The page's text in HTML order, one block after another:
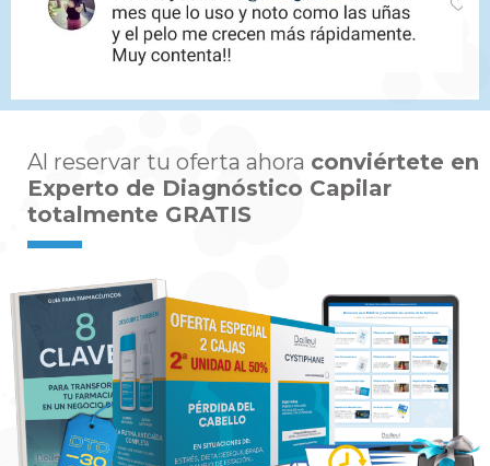
Al reservar tu oferta ahora conviértete en
Experto de Diagnóstico Capilar
totalmente GRATIS